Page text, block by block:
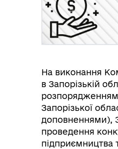
На виконання
в Запорізькій
розпорядженням
Запорізької
доповненнями),
проведення
підприємництва